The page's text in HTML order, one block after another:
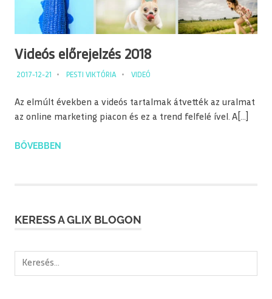
Videós előrejelzés 2018
2017-12-21 PESTI VIKTÓRIA VIDEÓ
Az elmúlt években a videós tartalmak átvették az uralmat
az online marketing piacon és ez a trend felfelé ível. A[…]
BŐVEBBEN
KERESS A GLIX BLOGON
Keresés: